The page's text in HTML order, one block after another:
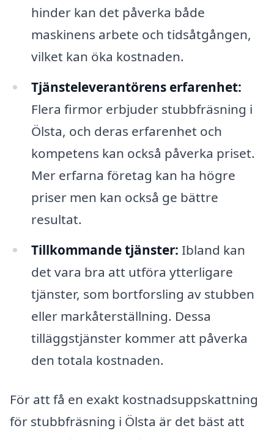
hinder kan det påverka både
maskinens arbete och tidsåtgången,
vilket kan öka kostnaden.
Tjänsteleverantörens erfarenhet:
Flera firmor erbjuder stubbfräsning i
Ölsta, och deras erfarenhet och
kompetens kan också påverka priset.
Mer erfarna företag kan ha högre
priser men kan också ge bättre
resultat.
Tillkommande tjänster: Ibland kan
det vara bra att utföra ytterligare
tjänster, som bortforsling av stubben
eller markåterställning. Dessa
tilläggstjänster kommer att påverka
den totala kostnaden.
För att få en exakt kostnadsuppskattning
för stubbfräsning i Ölsta är det bäst att